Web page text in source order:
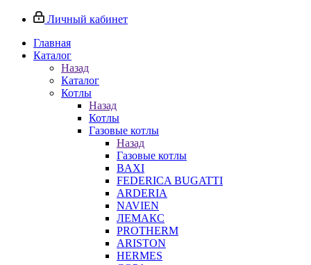
Личный кабинет
Главная
Каталог
Назад
Каталог
Котлы
Назад
Котлы
Газовые котлы
Назад
Газовые котлы
BAXI
FEDERICA BUGATTI
ARDERIA
NAVIEN
ЛЕМАКС
PROTHERM
ARISTON
HERMES